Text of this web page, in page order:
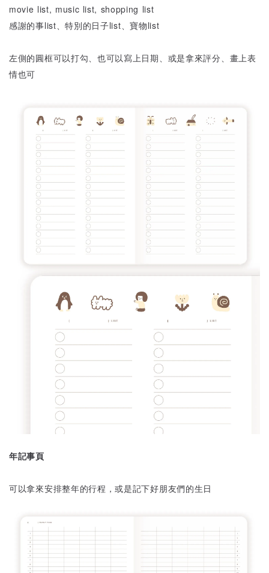
movie list, music list, shopping list
感謝的事list、特別的日子list、寶物list
左側的圓框可以打勾、也可以寫上日期、或是拿來評分、畫上表
情也可
年記事頁
可以拿來安排整年的行程，或是記下好朋友們的生日